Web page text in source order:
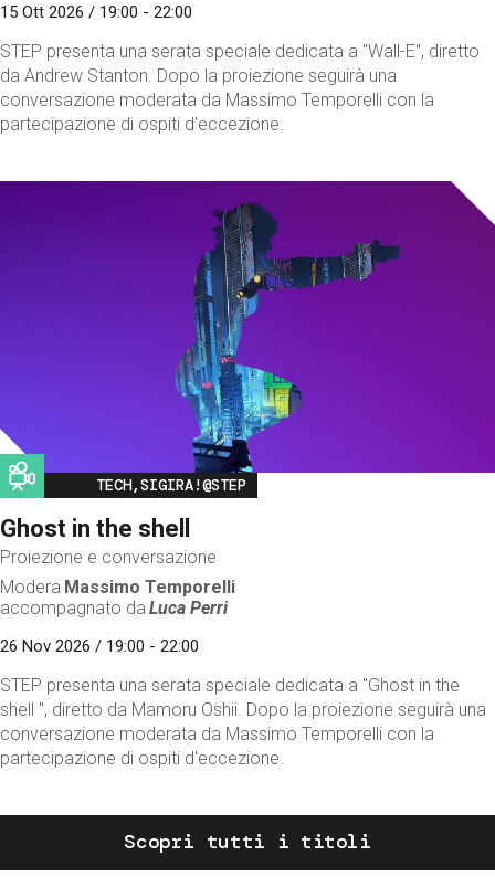
15 Ott 2026 / 19:00 - 22:00
STEP presenta una serata speciale dedicata a "Wall-E", diretto
da Andrew Stanton. Dopo la proiezione seguirà una
conversazione moderata da Massimo Temporelli con la
partecipazione di ospiti d'eccezione.
Image
TECH,SIGIRA!@STEP
Ghost in the shell
Proiezione e conversazione
Modera Massimo Temporelli
accompagnato da Luca Perri
26 Nov 2026 / 19:00 - 22:00
STEP presenta una serata speciale dedicata a "Ghost in the
shell ", diretto da Mamoru Oshii. Dopo la proiezione seguirà una
conversazione moderata da Massimo Temporelli con la
partecipazione di ospiti d'eccezione.
Scopri tutti i titoli